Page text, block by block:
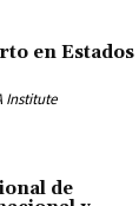
en Estados
Institute
de